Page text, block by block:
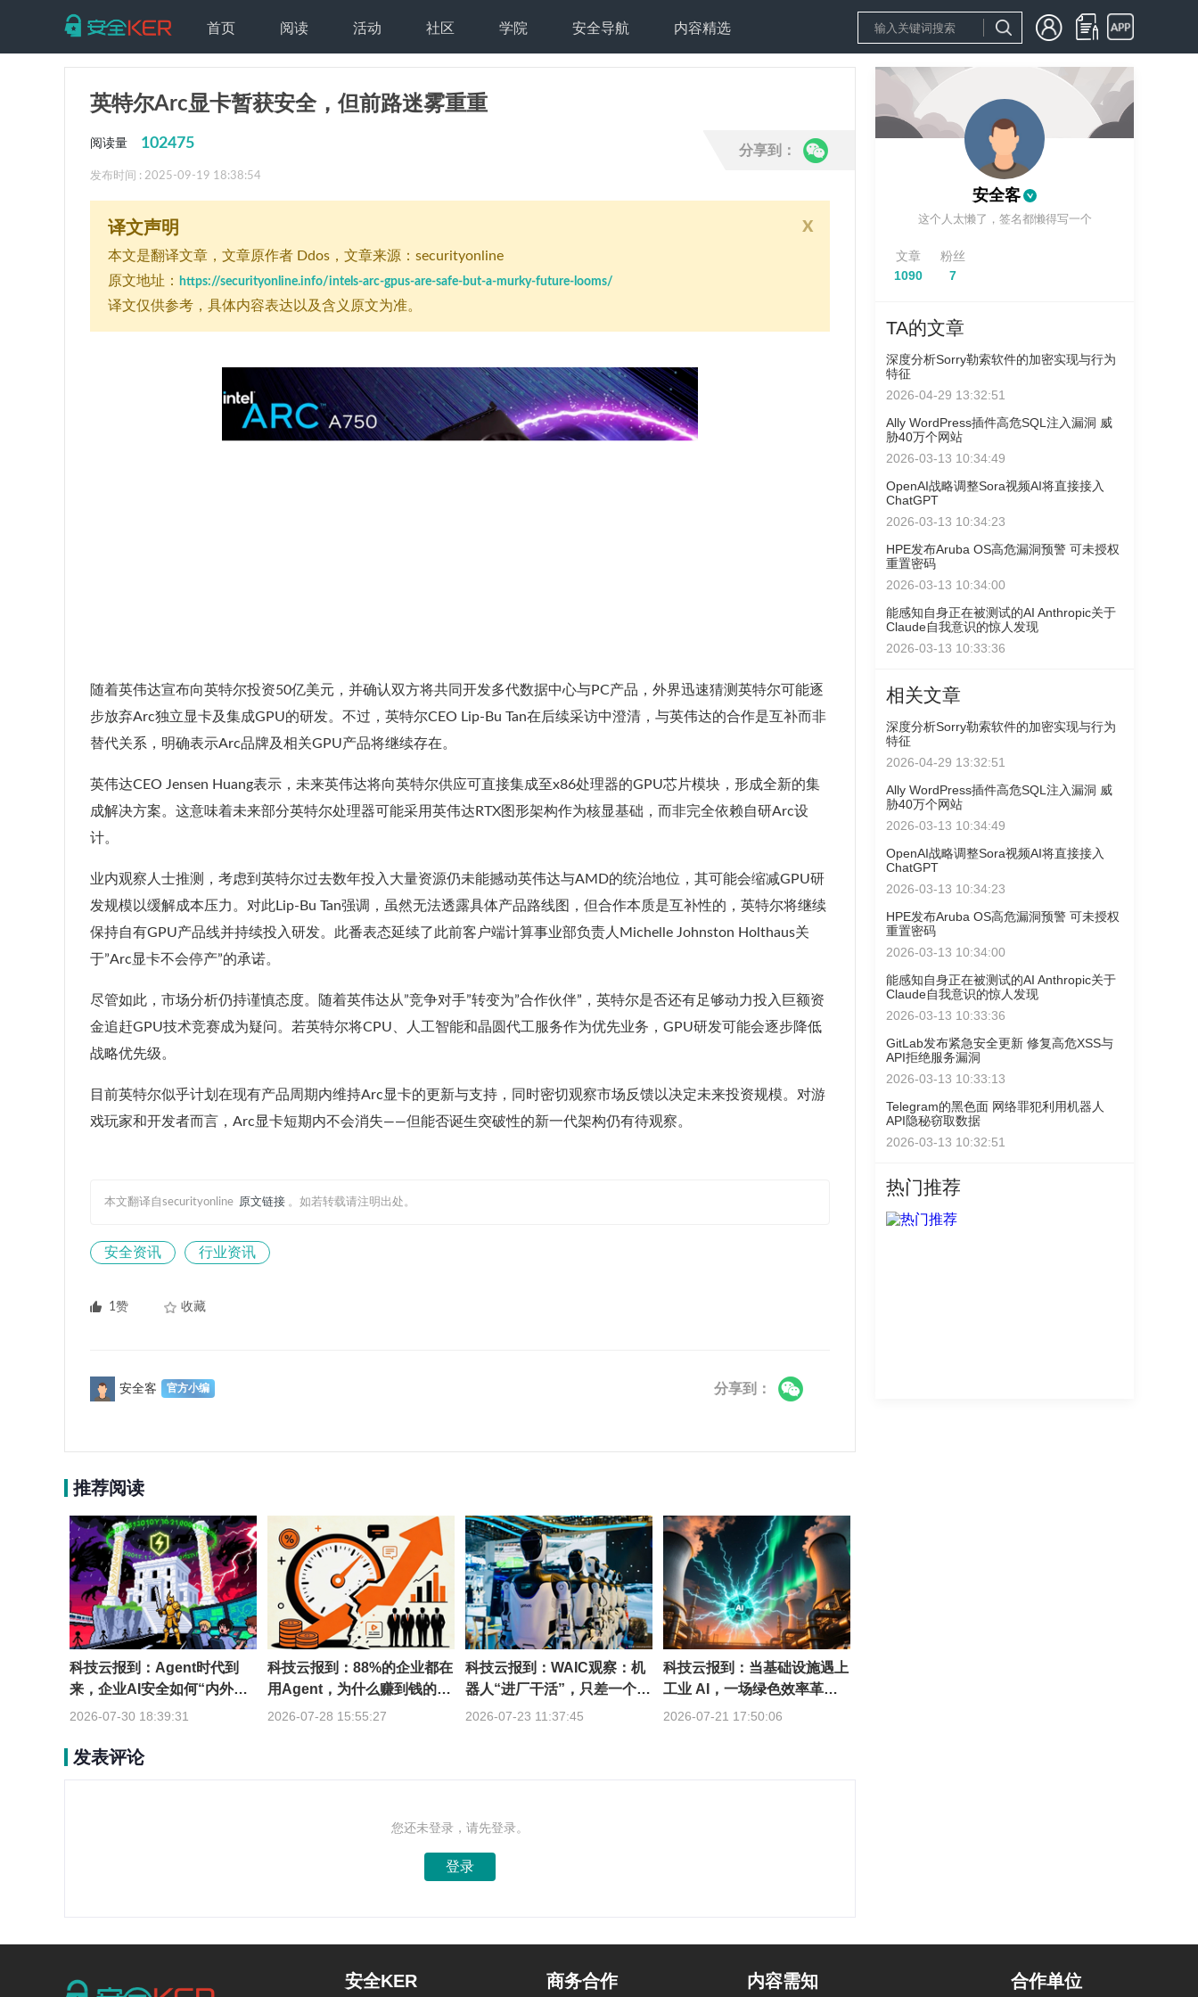
首页 阅读 活动 社区 学院 安全导航 内容精选
英特尔Arc显卡暂获安全，但前路迷雾重重
阅读量 102475
发布时间 : 2025-09-19 18:38:54
x
译文声明
本文是翻译文章 ，文章原作者 Ddos ，文章来源：securityonline
原文地址：
https://securityonline.info/intels-arc-gpus-are-safe-but-a-murky-future-looms/
译文仅供参考，具体内容表达以及含义原文为准。
随着英伟达宣布向英特尔投资50亿美元，并确认双方将共同开发多代数据中心与PC产品，外界迅速猜测英特尔可能逐
步放弃Arc独立显卡及集成GPU的研发。不过，英特尔CEO Lip-Bu Tan在后续采访中澄清，与英伟达的合作是互补而非
替代关系，明确表示Arc品牌及相关GPU产品将继续存在。
英伟达CEO Jensen Huang表示，未来英伟达将向英特尔供应可直接集成至x86处理器的GPU芯片模块，形成全新的集
成解决方案。这意味着未来部分英特尔处理器可能采用英伟达RTX图形架构作为核显基础，而非完全依赖自研Arc设
计。
业内观察人士推测，考虑到英特尔过去数年投入大量资源仍未能撼动英伟达与AMD的统治地位，其可能会缩减GPU研
发规模以缓解成本压力。对此Lip-Bu Tan强调，虽然无法透露具体产品路线图，但合作本质是互补性的，英特尔将继续
保持自有GPU产品线并持续投入研发。此番表态延续了此前客户端计算事业部负责人Michelle Johnston Holthaus关
于”Arc显卡不会停产”的承诺。
尽管如此，市场分析仍持谨慎态度。随着英伟达从”竞争对手”转变为”合作伙伴”，英特尔是否还有足够动力投入巨额资
金追赶GPU技术竞赛成为疑问。若英特尔将CPU、人工智能和晶圆代工服务作为优先业务，GPU研发可能会逐步降低
战略优先级。
目前英特尔似乎计划在现有产品周期内维持Arc显卡的更新与支持，同时密切观察市场反馈以决定未来投资规模。对游
戏玩家和开发者而言，Arc显卡短期内不会消失——但能否诞生突破性的新一代架构仍有待观察。
本文翻译自securityonline 原文链接 。如若转载请注明出处。
分享到：
安全资讯 行业资讯
1赞 收藏
安全客 分享到：
推荐阅读
科技云报到：Agent时代到
来，企业AI安全如何“内外兼
修”？
2026-07-30 18:39:31
科技云报到：88%的企业都在
用Agent，为什么赚到钱的不
到一成？
2026-07-28 15:55:27
科技云报到：WAIC观察：机
器人“进厂干活”，只差一个通
用底座？
2026-07-23 11:37:45
科技云报到：当基础设施遇上
工业 AI，一场绿色效率革命
轰然开启
2026-07-21 17:50:06
发表评论
您还未登录，请先登录。
登录
安全客
这个人太懒了，签名都懒得写一个
文章
1090
粉丝
7
TA的文章
深度分析Sorry勒索软件的加密实现与行为
特征
2026-04-29 13:32:51
Ally WordPress插件高危SQL注入漏洞 威
胁40万个网站
2026-03-13 10:34:49
OpenAI战略调整Sora视频AI将直接接入
ChatGPT
2026-03-13 10:34:23
HPE发布Aruba OS高危漏洞预警 可未授权
重置密码
2026-03-13 10:34:00
能感知自身正在被测试的AI Anthropic关于
Claude自我意识的惊人发现
2026-03-13 10:33:36
相关文章
深度分析Sorry勒索软件的加密实现与行为
特征
2026-04-29 13:32:51
Ally WordPress插件高危SQL注入漏洞 威
胁40万个网站
2026-03-13 10:34:49
OpenAI战略调整Sora视频AI将直接接入
ChatGPT
2026-03-13 10:34:23
HPE发布Aruba OS高危漏洞预警 可未授权
重置密码
2026-03-13 10:34:00
能感知自身正在被测试的AI Anthropic关于
Claude自我意识的惊人发现
2026-03-13 10:33:36
GitLab发布紧急安全更新 修复高危XSS与
API拒绝服务漏洞
2026-03-13 10:33:13
Telegram的黑色面 网络罪犯利用机器人
API隐秘窃取数据
2026-03-13 10:32:51
热门推荐
安全KER 商务合作 内容需知 合作单位